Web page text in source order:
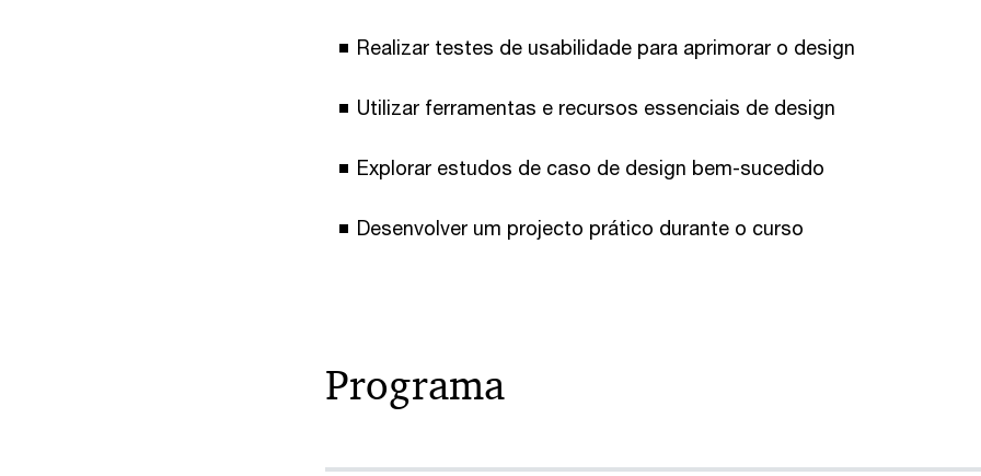
Realizar testes de usabilidade para aprimorar o design
Utilizar ferramentas e recursos essenciais de design
Explorar estudos de caso de design bem-sucedido
Desenvolver um projecto prático durante o curso
Programa